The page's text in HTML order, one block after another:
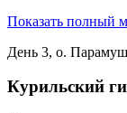
Показать полный
День 3, о.
Курильский